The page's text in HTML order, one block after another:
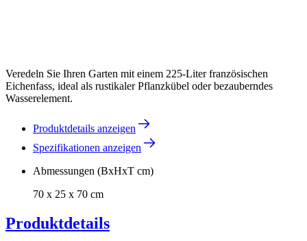
Veredeln Sie Ihren Garten mit einem 225-Liter französischen
Eichenfass, ideal als rustikaler Pflanzkübel oder bezauberndes
Wasserelement.
Produktdetails anzeigen
Spezifikationen anzeigen
Abmessungen (BxHxT cm)
70 x 25 x 70 cm
Produktdetails